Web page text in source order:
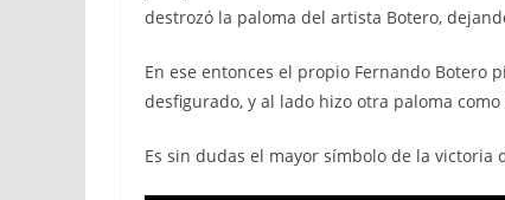
destrozó la paloma del artista Botero,
En ese entonces el propio Fernando Botero
desfigurado, y al lado hizo otra paloma
Es sin dudas el mayor símbolo de la victoria